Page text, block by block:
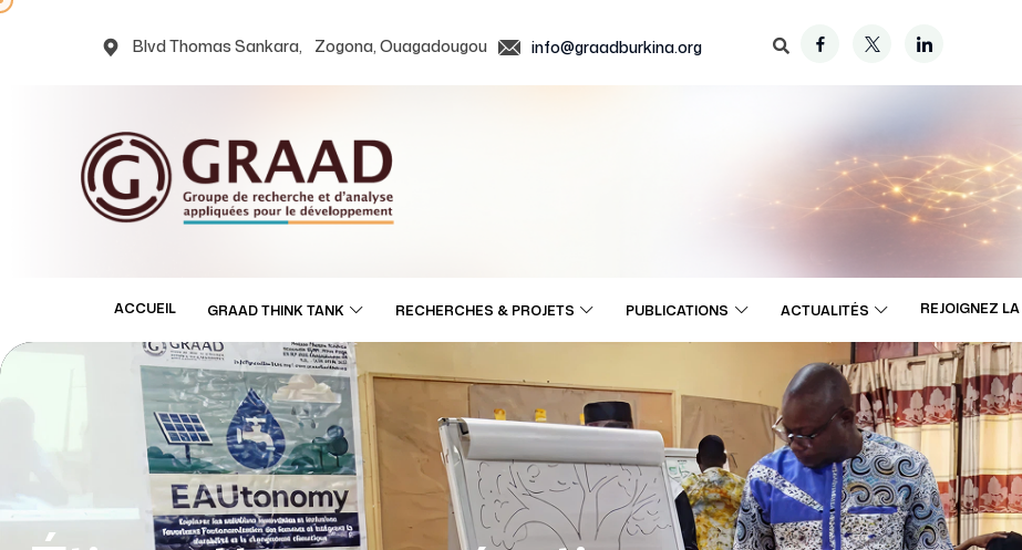
Blvd Thomas Sankara, Zogona, Ouagadougou info@graadburkina.org
ACCUEIL GRAAD THINK TANK RECHERCHES & PROJETS PUBLICATIONS ACTUALITÉS REJOIGNEZ